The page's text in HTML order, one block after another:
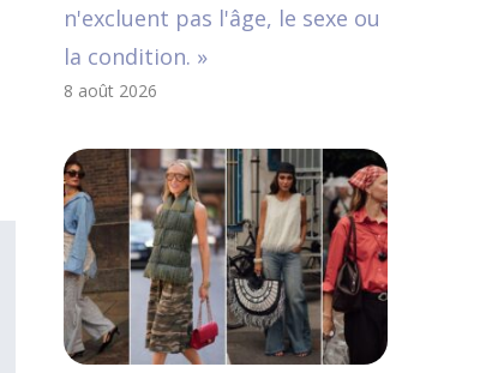
n'excluent pas l'âge, le sexe ou
la condition. »
8 août 2026